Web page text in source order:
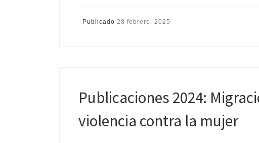
o er p
Publicado 28 febrero, 2025
Publicaciones 2024:
violencia contra la mujer